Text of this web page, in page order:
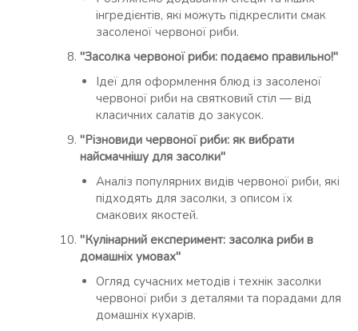
інгредієнтів, які можуть підкреслити смак
засоленої червоної риби.
"Засолка червоної риби: подаємо правильно!"
Ідеї для оформлення блюд із засоленої
червоної риби на святковий стіл — від
класичних салатів до закусок.
"Різновиди червоної риби: як вибрати
найсмачнішу для засолки"
Аналіз популярних видів червоної риби, які
підходять для засолки, з описом їх
смакових якостей.
"Кулінарний експеримент: засолка риби в
домашніх умовах"
Огляд сучасних методів і технік засолки
червоної риби з деталями та порадами для
домашніх кухарів.